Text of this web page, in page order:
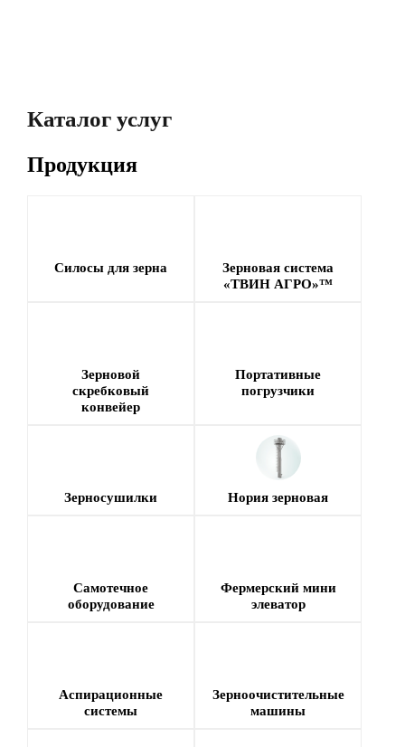
30 000 тонн
Каталог услуг
Продукция
Силосы для зерна
Зерновая система
«ТВИН АГРО»™
Зерновой
скребковый
конвейер
Портативные
погрузчики
Зерносушилки Нория зерновая
Самотечное
оборудование
Фермерский мини
элеватор
Аспирационные
системы
Зерноочистительные
машины